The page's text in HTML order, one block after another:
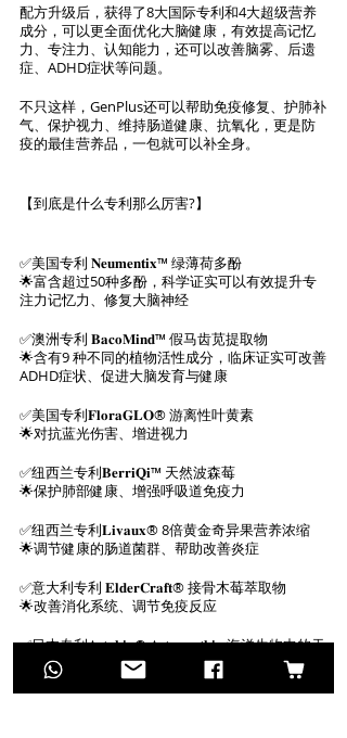
配方升级后，获得了8大国际专利和4大超级营养
成分，可以更全面优化大脑健康，有效提高记忆
力、专注力、认知能力，还可以改善脑雾、后遗
症、ADHD症状等问题。
不只这样，GenPlus还可以帮助免疫修复、护肺补
气、保护视力、维持肠道健康、抗氧化，更是防
疫的最佳营养品，一包就可以补全身。
【到底是什么专利那么厉害?】
✅美国专利 𝐍𝐞𝐮𝐦𝐞𝐧𝐭𝐢𝐱™ 绿薄荷多酚
🌟富含超过50种多酚，科学证实可以有效提升专
注力记忆力、修复大脑神经
✅澳洲专利 𝐁𝐚𝐜𝐨𝐌𝐢𝐧𝐝™ 假马齿苋提取物
🌟含有9 种不同的植物活性成分，临床证实可改善
ADHD症状、促进大脑发育与健康
✅美国专利𝐅𝐥𝐨𝐫𝐚𝐆𝐋𝐎® 游离性叶黄素
🌟对抗蓝光伤害、增进视力
✅纽西兰专利𝐁𝐞𝐫𝐫𝐢𝐐𝐢™ 天然波森莓
🌟保护肺部健康、增强呼吸道免疫力
✅纽西兰专利𝐋𝐢𝐯𝐚𝐮𝐱® 8倍黄金奇异果营养浓缩
🌟调节健康的肠道菌群、帮助改善炎症
✅意大利专利 𝐄𝐥𝐝𝐞𝐫𝐂𝐫𝐚𝐟𝐭® 接骨木莓萃取物
🌟改善消化系统、调节免疫反应
✅日本专利𝐀𝐬𝐭𝐚𝐛𝐢𝐨® 𝐀𝐬𝐭𝐚𝐱𝐚𝐧𝐭𝐡𝐢𝐧 海洋生物中的天
然类胡萝卜素
🌟绝佳抗氧功效，可增强免疫力